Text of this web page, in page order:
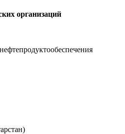
организаций